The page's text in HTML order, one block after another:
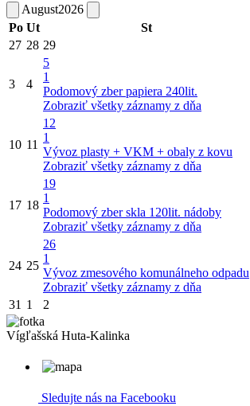
August2026
Po Ut St
27 28 29
3 4
5
1
Podomový zber papiera 240lit.
Zobraziť všetky záznamy z dňa
10 11
12
1
Vývoz plasty + VKM + obaly z kovu
Zobraziť všetky záznamy z dňa
17 18
19
1
Podomový zber skla 120lit. nádoby
Zobraziť všetky záznamy z dňa
24 25
26
1
Vývoz zmesového komunálneho odpadu
Zobraziť všetky záznamy z dňa
31 1 2
Vígľašská Huta-Kalinka
Sledujte nás na Facebooku